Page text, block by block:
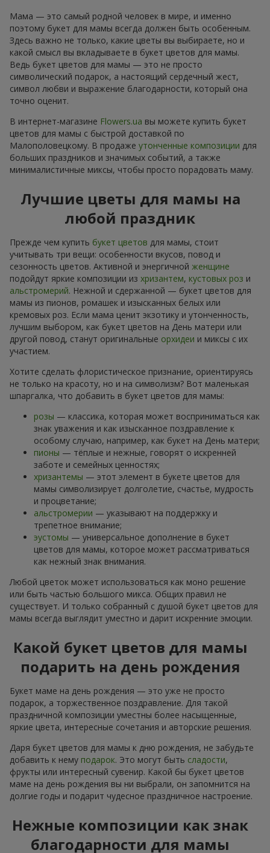
Мама — это самый родной человек в мире, и именно
поэтому букет для мамы всегда должен быть особенным.
Здесь важно не только, какие цветы вы выбираете, но и
какой смысл вы вкладываете в букет цветов для мамы.
Ведь букет цветов для мамы — это не просто
символический подарок, а настоящий сердечный жест,
символ любви и выражение благодарности, который она
точно оценит.
В интернет-магазине Flowers.ua вы можете купить букет
цветов для мамы с быстрой доставкой по
Малополовецкому. В продаже утонченные композиции для
больших праздников и значимых событий, а также
минималистичные миксы, чтобы просто порадовать маму.
Лучшие цветы для мамы на
любой праздник
Прежде чем купить букет цветов для мамы, стоит
учитывать три вещи: особенности вкусов, повод и
сезонность цветов. Активной и энергичной женщине
подойдут яркие композиции из хризантем, кустовых роз и
альстромерий. Нежной и сдержанной — букет цветов для
мамы из пионов, ромашек и изысканных белых или
кремовых роз. Если мама ценит экзотику и утонченность,
лучшим выбором, как букет цветов на День матери или
другой повод, станут оригинальные орхидеи и миксы с их
участием.
Хотите сделать флористическое признание, ориентируясь
не только на красоту, но и на символизм? Вот маленькая
шпаргалка, что добавить в букет цветов для мамы:
розы — классика, которая может восприниматься как
знак уважения и как изысканное поздравление к
особому случаю, например, как букет на День матери;
пионы — тёплые и нежные, говорят о искренней
заботе и семейных ценностях;
хризантемы — этот элемент в букете цветов для
мамы символизирует долголетие, счастье, мудрость
и процветание;
альстромерии — указывают на поддержку и
трепетное внимание;
эустомы — универсальное дополнение в букет
цветов для мамы, которое может рассматриваться
как нежный знак внимания.
Любой цветок может использоваться как моно решение
или быть частью большого микса. Общих правил не
существует. И только собранный с душой букет цветов для
мамы всегда выглядит уместно и дарит искренние эмоции.
Какой букет цветов для мамы
подарить на день рождения
Букет маме на день рождения — это уже не просто
подарок, а торжественное поздравление. Для такой
праздничной композиции уместны более насыщенные,
яркие цвета, интересные сочетания и авторские решения.
Даря букет цветов для мамы к дню рождения, не забудьте
добавить к нему подарок. Это могут быть сладости,
фрукты или интересный сувенир. Какой бы букет цветов
маме на день рождения вы ни выбрали, он запомнится на
долгие годы и подарит чудесное праздничное настроение.
Нежные композиции как знак
благодарности для мамы